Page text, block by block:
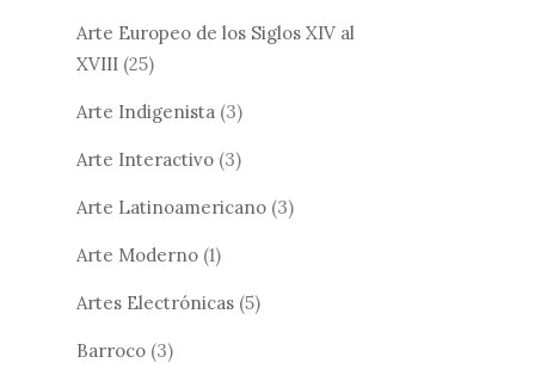
Arte Europeo de los Siglos XIV al
XVIII (25)
Arte Indigenista (3)
Arte Interactivo (3)
Arte Latinoamericano (3)
Arte Moderno (1)
Artes Electrónicas (5)
Barroco (3)